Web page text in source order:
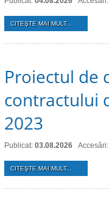
CITEŞTE MAI MULT...
Proiectul de
contractului
2023
Publicat: 03.08.2026
CITEŞTE MAI MULT...